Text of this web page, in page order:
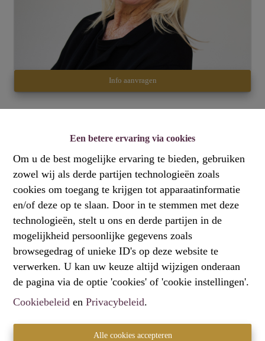
Een betere ervaring via cookies
Om u de best mogelijke ervaring te bieden, gebruiken
zowel wij als derde partijen technologieën zoals
cookies om toegang te krijgen tot apparaatinformatie
en/of deze op te slaan. Door in te stemmen met deze
technologieën, stelt u ons en derde partijen in de
mogelijkheid persoonlijke gegevens zoals
browsegedrag of unieke ID's op deze website te
verwerken. U kan uw keuze altijd wijzigen onderaan
de pagina via de optie 'cookies' of 'cookie instellingen'.
Cookiebeleid enPrivacybeleid.
Alle cookies accepteren
Info aanvragen
Deze onmiddelijke beschikbare garagebox vormt een
zorgeloze, toekomstgerichte investering. De oprit werd
volledig vernieuwd met waterdoorlatende materialen en
is permanent zichtbaar voor de eigenaar, via de
geïnstalleerde camera's. Elke garage kreeg een nieuwe
Hörmann-sectionaalpoort, uitgerust met een Bolt Smart
Lock, dat huurders eenvoudig en sleutelloos via hun
smartphone bedienen. Het vernieuwde dak met 4 cm
isolatie en de automatische verlichting met
veiligheid. Met een binnenmaat van ongeveer 2,7 meter